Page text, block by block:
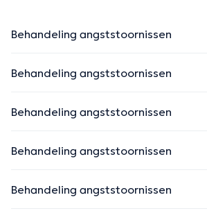
Behandeling angststoornissen
Behandeling angststoornissen
Behandeling angststoornissen
Behandeling angststoornissen
Behandeling angststoornissen